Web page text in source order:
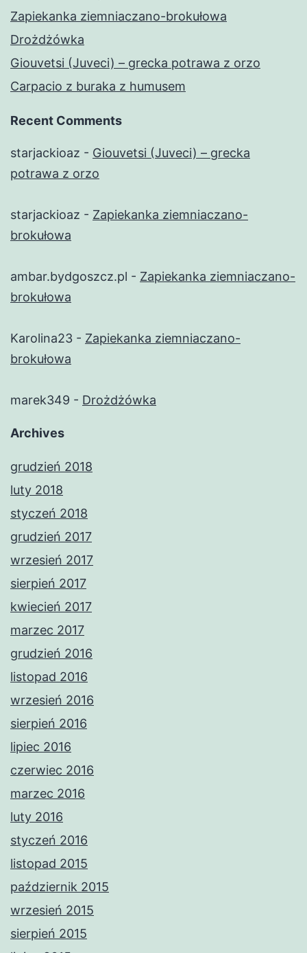
Zapiekanka ziemniaczano-brokułowa
Drożdżówka
Giouvetsi (Juveci) – grecka potrawa z orzo
Carpacio z buraka z humusem
Recent Comments
starjackioaz - Giouvetsi (Juveci) – grecka
potrawa z orzo
starjackioaz - Zapiekanka ziemniaczano-
brokułowa
ambar.bydgoszcz.pl - Zapiekanka ziemniaczano-
brokułowa
Karolina23 - Zapiekanka ziemniaczano-
brokułowa
marek349 - Drożdżówka
Archives
grudzień 2018
luty 2018
styczeń 2018
grudzień 2017
wrzesień 2017
sierpień 2017
kwiecień 2017
marzec 2017
grudzień 2016
listopad 2016
wrzesień 2016
sierpień 2016
lipiec 2016
czerwiec 2016
marzec 2016
luty 2016
styczeń 2016
listopad 2015
październik 2015
wrzesień 2015
sierpień 2015